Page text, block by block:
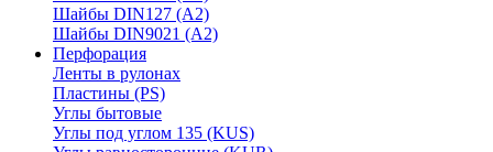
Шайбы DIN127 (A2)
Шайбы DIN9021 (A2)
Перфорация
Ленты в рулонах
Пластины (PS)
Углы бытовые
Углы под углом 135 (KUS)